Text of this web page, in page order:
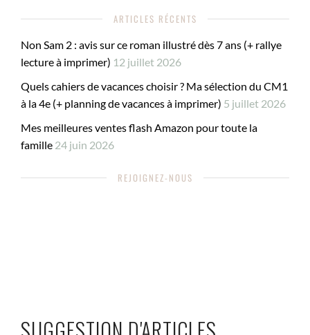
ARTICLES RÉCENTS
Non Sam 2 : avis sur ce roman illustré dès 7 ans (+ rallye
lecture à imprimer) 12 juillet 2026
Quels cahiers de vacances choisir ? Ma sélection du CM1
à la 4e (+ planning de vacances à imprimer) 5 juillet 2026
Mes meilleures ventes flash Amazon pour toute la
famille 24 juin 2026
REJOIGNEZ-NOUS